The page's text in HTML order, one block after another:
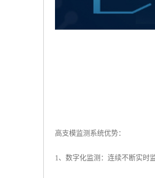
高支模监测系统优势：
1、数字化监测：连续不断实时